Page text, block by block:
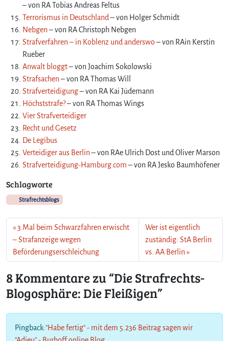
ß
e
– von RA Tobias Andreas Feltus
Terrorismus in Deutschland – von Holger Schmidt
Nebgen– von RA Christoph Nebgen
Strafverfahren – in Koblenz und anderswo– von RAin Kerstin
Rueber
Anwalt bloggt– von Joachim Sokolowski
Strafsachen– von RA Thomas Will
Strafverteidigung– von RA Kai Jüdemann
Höchststrafe?– von RA Thomas Wings
Vier Strafverteidiger
Recht und Gesetz
De Legibus
Verteidiger aus Berlin– von RAe Ulrich Dost und Oliver Marson
Strafverteidigung-Hamburg.com– von RA Jesko Baumhöfener
Schlagworte
Strafrechtsblogs
3 Mal beim Schwarzfahren erwischt
– Strafanzeige wegen
Beförderungserschleichung
Wer ist eigentlich
zuständig: StA Berlin
vs. AA Berlin
8 Kommentare zu “Die Strafrechts-
Blogosphäre: Die Fleißigen”
Pingback:"Habe fertig" - mit dem 5.236 Beitrag sagen wir